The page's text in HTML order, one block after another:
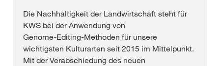
Die Nachhaltigkeit der Landwirtschaft steht für
KWS bei der Anwendung von
Genome‑Editing‑Methoden für unsere
wichtigsten Kulturarten seit 2015 im Mittelpunkt.
Mit der Verabschiedung des neuen